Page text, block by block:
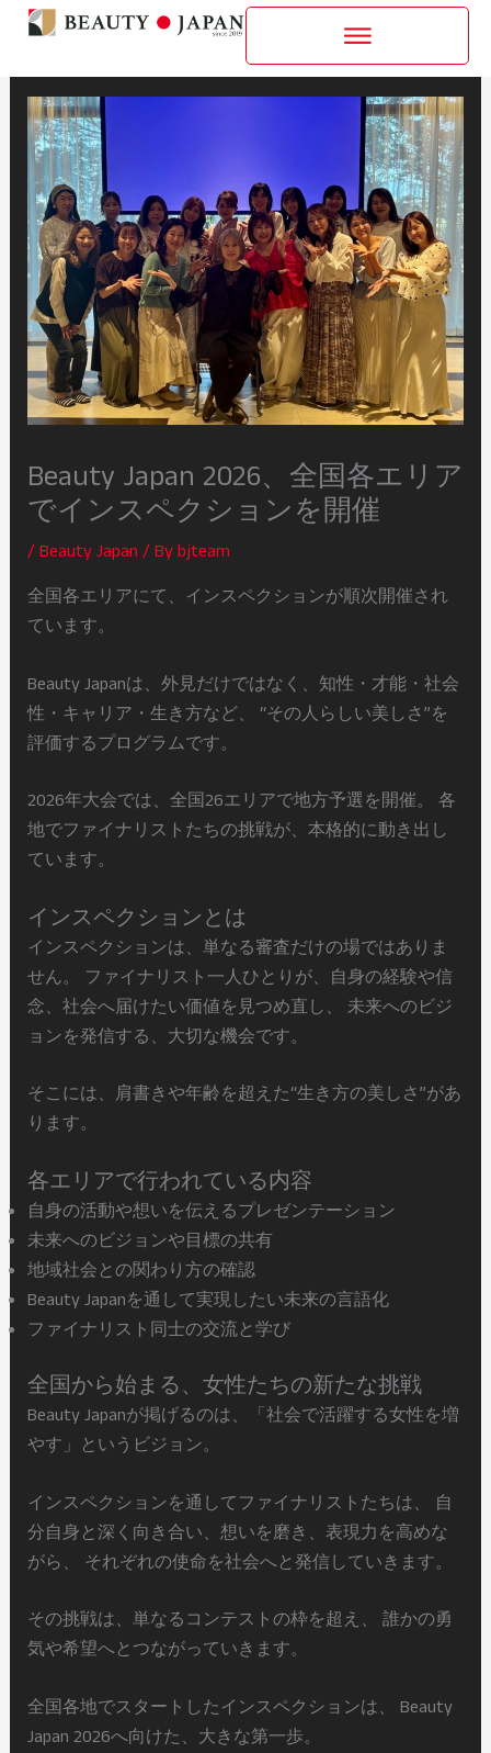
を
Beauty Japan 2026、全国各エリア
でインスペクションを開催
/Beauty Japan / Bybjteam
全国各エリアにて、インスペクションが順次開催され
ています。
Beauty Japanは、外見だけではなく、知性・才能・社会
性・キャリア・生き方など、 “その人らしい美しさ”を
評価するプログラムです。
2026年大会では、全国26エリアで地方予選を開催。 各
地でファイナリストたちの挑戦が、本格的に動き出し
ています。
インスペクションとは
インスペクションは、単なる審査だけの場ではありま
せん。 ファイナリスト一人ひとりが、自身の経験や信
念、社会へ届けたい価値を見つめ直し、 未来へのビジ
ョンを発信する、大切な機会です。
そこには、肩書きや年齢を超えた“生き方の美しさ”があ
ります。
各エリアで行われている内容
自身の活動や想いを伝えるプレゼンテーション
未来へのビジョンや目標の共有
地域社会との関わり方の確認
Beauty Japanを通して実現したい未来の言語化
ファイナリスト同士の交流と学び
全国から始まる、女性たちの新たな挑戦
Beauty Japanが掲げるのは、「社会で活躍する女性を増
やす」というビジョン。
インスペクションを通してファイナリストたちは、 自
分自身と深く向き合い、想いを磨き、表現力を高めな
がら、 それぞれの使命を社会へと発信していきます。
その挑戦は、単なるコンテストの枠を超え、 誰かの勇
気や希望へとつながっていきます。
全国各地でスタートしたインスペクションは、 Beauty
Japan 2026へ向けた、大きな第一歩。